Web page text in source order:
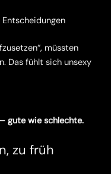
müssten
Das fühlt sich unsexy
gute wie schlechte.
zu früh